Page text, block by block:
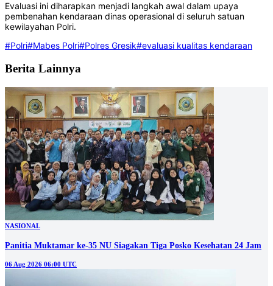
Evaluasi ini diharapkan menjadi langkah awal dalam upaya
pembenahan kendaraan dinas operasional di seluruh satuan
kewilayahan Polri.
#Polri#Mabes Polri#Polres Gresik#evaluasi kualitas kendaraan
Berita Lainnya
NASIONAL
Panitia Muktamar ke-35 NU Siagakan Tiga Posko Kesehatan 24 Jam
06 Aug 2026 06:00 UTC